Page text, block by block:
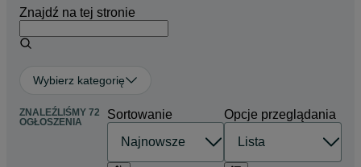
Znajdź na tej stronie
Wybierz kategorię
ZNALEŹLIŚMY 72
OGŁOSZENIA
Sortowanie Opcje przeglądania